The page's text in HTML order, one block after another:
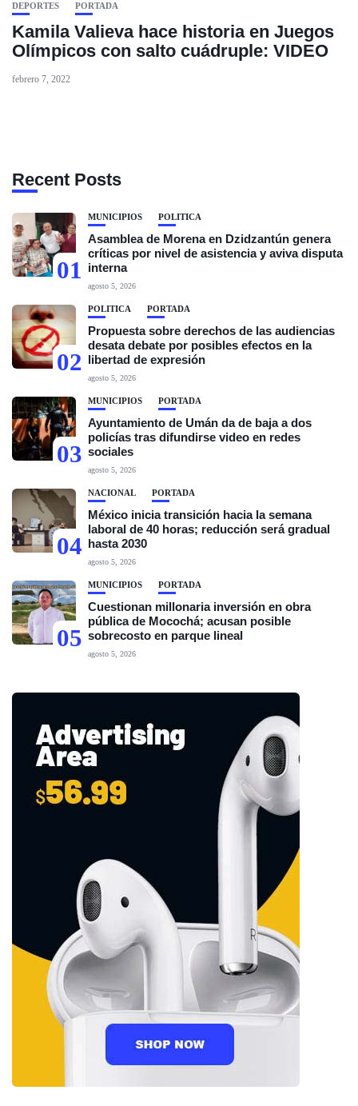
DEPORTES PORTADA
Kamila Valieva hace historia en Juegos
Olímpicos con salto cuádruple: VIDEO
febrero 7, 2022
Recent Posts
01
MUNICIPIOS POLÍTICA
Asamblea de Morena en Dzidzantún genera
críticas por nivel de asistencia y aviva disputa
interna
agosto 5, 2026
02
POLÍTICA PORTADA
Propuesta sobre derechos de las audiencias
desata debate por posibles efectos en la
libertad de expresión
agosto 5, 2026
03
MUNICIPIOS PORTADA
Ayuntamiento de Umán da de baja a dos
policías tras difundirse video en redes
sociales
agosto 5, 2026
04
NACIONAL PORTADA
México inicia transición hacia la semana
laboral de 40 horas; reducción será gradual
hasta 2030
agosto 5, 2026
05
MUNICIPIOS PORTADA
Cuestionan millonaria inversión en obra
pública de Mocochá; acusan posible
sobrecosto en parque lineal
agosto 5, 2026